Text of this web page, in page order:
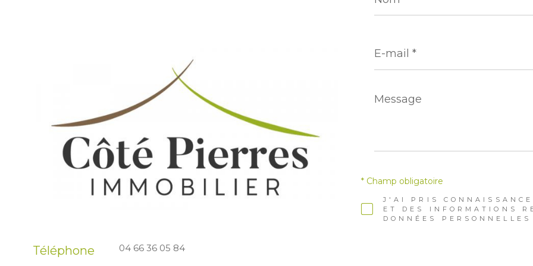
Téléphone 04 66 36 05 84
mail
*
Message
*
J'AI PRIS
ET DES INFORMATIONS
DONNÉES
* Champ obligatoire